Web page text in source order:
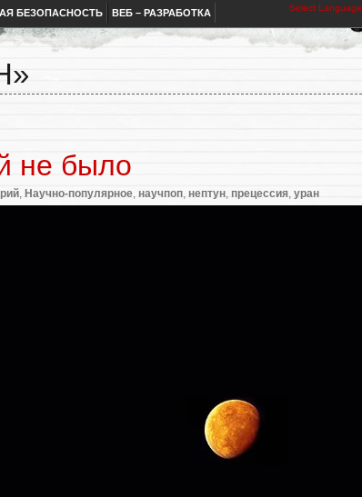
БЕЗОПАСНОСТЬ ВЕБ – РАЗРАБОТКА Select Language
не было
Научно-популярное научпоп нептун прецессия уран